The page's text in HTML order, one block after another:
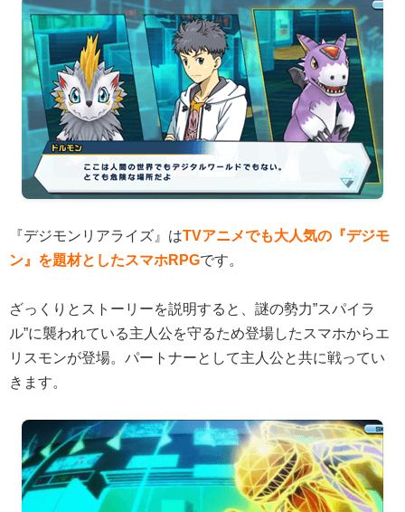
『デジモンリアライズ』はTVアニメでも大人気の『デジモ
ン』を題材としたスマホRPGです。
ざっくりとストーリーを説明すると、謎の勢力”スパイラ
ル”に襲われている主人公を守るため登場したスマホからエ
リスモンが登場。パートナーとして主人公と共に戦ってい
きます。